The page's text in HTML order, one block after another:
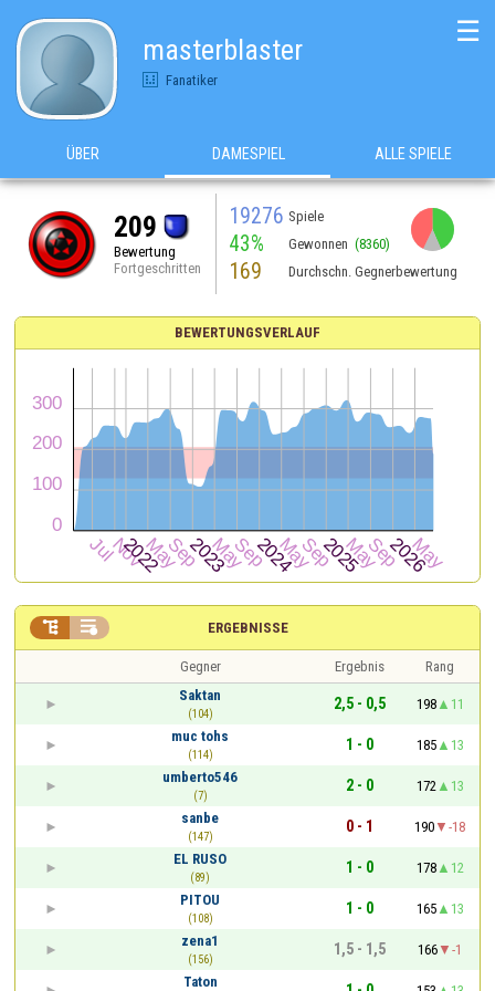
masterblaster
Fanatiker
☰
ÜBER DAMESPIEL ALLE SPIELE
209
Bewertung
Fortgeschritten
19276 Spiele
43% Gewonnen (8360)
169 Durchschn. Gegnerbewertung
BEWERTUNGSVERLAUF
ERGEBNISSE
 
Gegner Ergebnis
Rang
Saktan
(104)
2,5 - 0,5 198
11
muc tohs
(114)
1 - 0 185
13
umberto546
(7)
2 - 0 172
13
sanbe
(147)
0 - 1 190
-18
EL RUSO
(89)
1 - 0 178
12
PITOU
(108)
1 - 0 165
13
zena1
(156)
1,5 - 1,5 166
-1
Taton